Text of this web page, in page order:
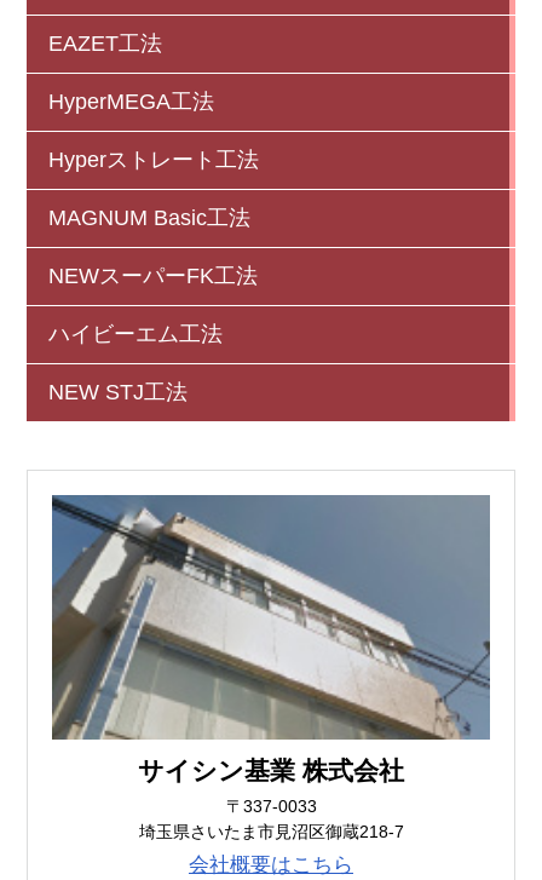
EAZET工法
HyperMEGA工法
Hyperストレート工法
MAGNUM Basic工法
NEWスーパーFK工法
ハイビーエム工法
NEW STJ工法
サイシン基業 株式会社
〒337-0033
埼玉県さいたま市見沼区御蔵218-7
会社概要はこちら